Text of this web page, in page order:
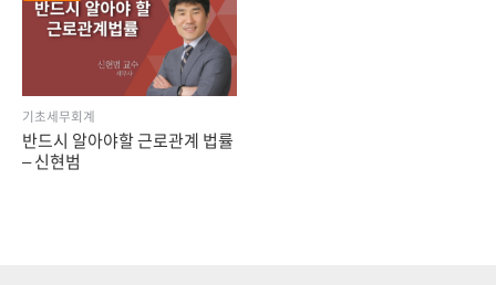
기초세무회계
반드시 알아야할 근로관계 법률
– 신현범